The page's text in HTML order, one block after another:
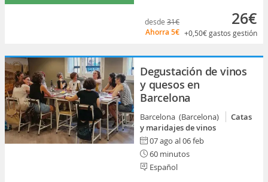
desde 31€
Ahorra 5€
26€
+0,50€gastos gestión
Degustación de vinos
y quesos en
Barcelona
Barcelona (Barcelona)
Catas
y maridajes de vinos
07 ago al 06 feb
60 minutos
Español